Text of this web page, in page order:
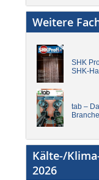
Weitere
SHK
SHK-
tab –
Branche
Kälte-/
2026